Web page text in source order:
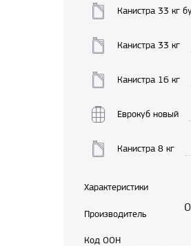
Канистра 33 кг
Канистра 33 кг
Канистра 16 кг
Еврокуб новый
Канистра 8 кг
Характеристики
Производитель
Код ООН